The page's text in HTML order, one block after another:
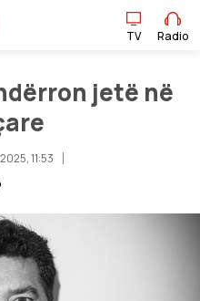
TV Radio
TV Radio
jetë në
11:53